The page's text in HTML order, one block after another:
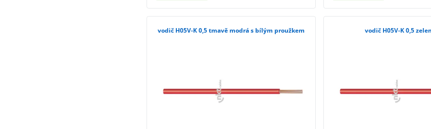
vodič H05V-K 0,5 tmavě modrá s bílým proužkem vodič H05V-K 0,5